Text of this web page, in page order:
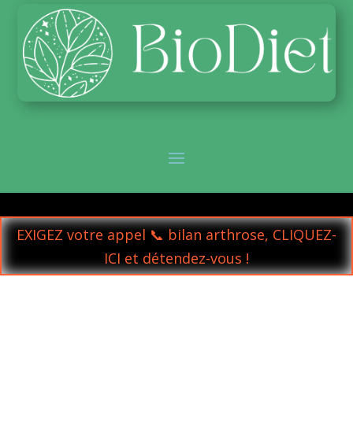
EXIGEZ votre appel 📞 bilan arthrose, CLIQUEZ-
ICI et détendez-vous !